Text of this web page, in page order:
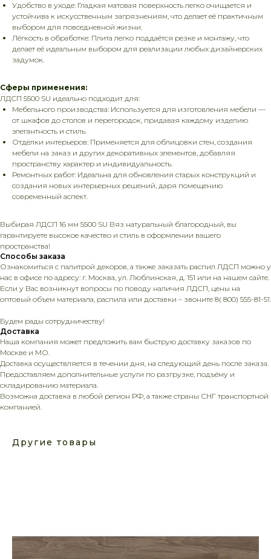
Удобство в уходе: Гладкая матовая поверхность легко очищается и
устойчива к искусственным загрязнениям, что делает её практичным
выбором для повседневной жизни.
Лёгкость в обработке: Плита легко поддаётся резке и монтажу, что
делает её идеальным выбором для реализации любых дизайнерских
задумок.
Сферы применения:
ЛДСП 5500 SU идеально подходит для:
Мебельного производства: Используется для изготовления мебели —
от шкафов до столов и перегородок, придавая каждому изделию
элегантность и стиль.
Отделки интерьеров: Применяется для облицовки стен, создания
мебели на заказ и других декоративных элементов, добавляя
пространству характер и индивидуальность.
Ремонтных работ: Идеальна для обновления старых конструкций и
создания новых интерьерных решений, даря помещению
современный аспект.
Выбирая ЛДСП 16 мм 5500 SU Вяз натуральный благородный, вы
гарантируете высокое качество и стиль в оформлении вашего
пространства!
Способы заказа
Ознакомиться с палитрой декоров, а также заказать распил ЛДСП можно у
нас в офисе по адресу: г. Москва, ул. Люблинская, д. 151 или на нашем сайте.
Если у Вас возникнут вопросы по поводу наличия ЛДСП, цены на
оптовый объем материала, распила или доставки – звоните 8( 800) 555-81-51.
Будем рады сотрудничеству!
Доставка
Наша компания может предложить вам быструю доставку заказов по
Москве и МО.
Доставка осуществляется в течении дня, на следующий день после заказа.
Предоставляем дополнительные услуги по разгрузке, подъёму и
складированию материала.
Возможна доставка в любой регион РФ, а также страны СНГ транспортной
компанией.
Другие товары